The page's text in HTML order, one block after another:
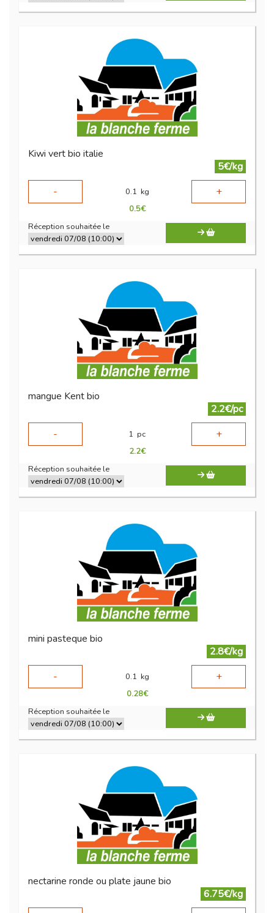
Kiwi vert bio italie
5€/kg
-
0.1 kg +
0.5€
Réception souhaitée le
mangue Kent bio
2.2€/pc
-
1 pc +
2.2€
Réception souhaitée le
mini pasteque bio
2.8€/kg
-
0.1 kg +
0.28€
Réception souhaitée le
nectarine ronde ou plate jaune bio
6.75€/kg